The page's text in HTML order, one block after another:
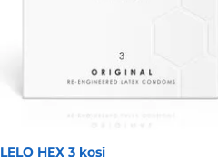
LELO HEX 3 kosi